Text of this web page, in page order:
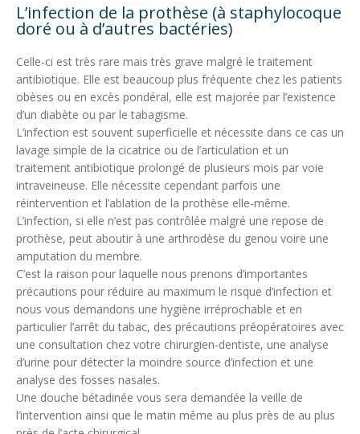
L’infection de la prothèse (à staphylocoque
doré ou à d’autres bactéries)
Celle-ci est très rare mais très grave malgré le traitement
antibiotique. Elle est beaucoup plus fréquente chez les patients
obèses ou en excès pondéral, elle est majorée par l’existence
d’un diabète ou par le tabagisme.
L’infection est souvent superficielle et nécessite dans ce cas un
lavage simple de la cicatrice ou de l’articulation et un
traitement antibiotique prolongé de plusieurs mois par voie
intraveineuse. Elle nécessite cependant parfois une
réintervention et l’ablation de la prothèse elle-même.
L’infection, si elle n’est pas contrôlée malgré une repose de
prothèse, peut aboutir à une arthrodèse du genou voire une
amputation du membre.
C’est la raison pour laquelle nous prenons d’importantes
précautions pour réduire au maximum le risque d’infection et
nous vous demandons une hygiène irréprochable et en
particulier l’arrêt du tabac, des précautions préopératoires avec
une consultation chez votre chirurgien-dentiste, une analyse
d’urine pour détecter la moindre source d’infection et une
analyse des fosses nasales.
Une douche bétadinée vous sera demandée la veille de
l’intervention ainsi que le matin même au plus près de au plus